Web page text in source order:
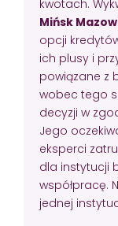
kwotach.
Mińsk
opcji
ich plusy i
powiązane z
wobec tego
decyzji w
Jego
eksperci
dla instytucji
współpracę.
jednej